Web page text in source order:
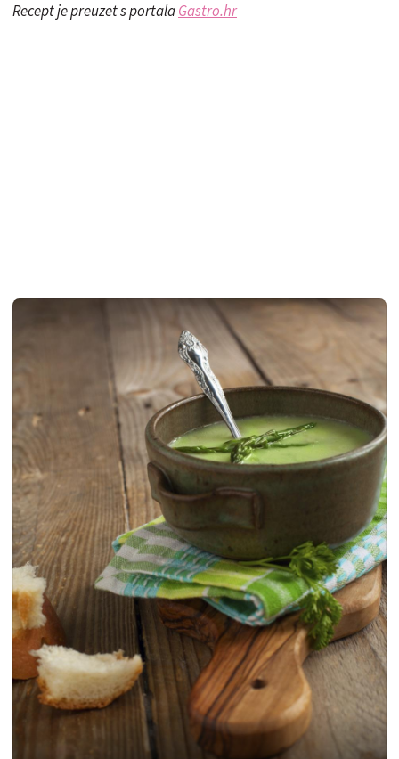
Recept je preuzet s portalaGastro.hr